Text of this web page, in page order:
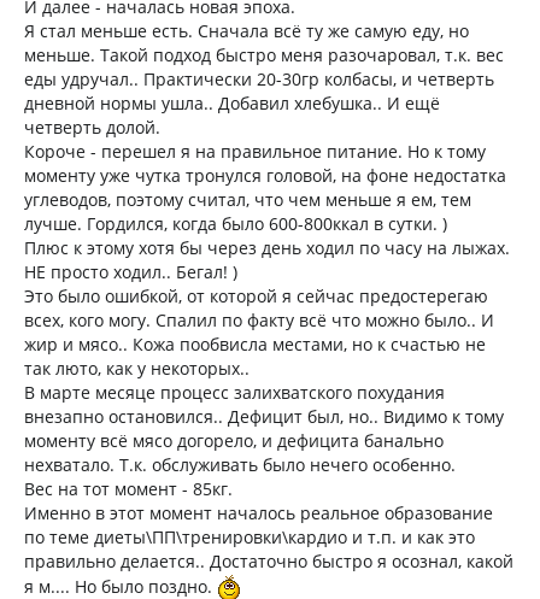
И далее - началась новая эпоха.
Я стал меньше есть. Сначала всё ту же самую еду, но
меньше. Такой подход быстро меня разочаровал, т.к. вес
еды удручал.. Практически 20-30гр колбасы, и четверть
дневной нормы ушла.. Добавил хлебушка.. И ещё
четверть долой.
Короче - перешел я на правильное питание. Но к тому
моменту уже чутка тронулся головой, на фоне недостатка
углеводов, поэтому считал, что чем меньше я ем, тем
лучше. Гордился, когда было 600-800ккал в сутки. )
Плюс к этому хотя бы через день ходил по часу на лыжах.
НЕ просто ходил.. Бегал! )
Это было ошибкой, от которой я сейчас предостерегаю
всех, кого могу. Спалил по факту всё что можно было.. И
жир и мясо.. Кожа пообвисла местами, но к счастью не
так люто, как у некоторых..
В марте месяце процесс залихватского похудания
внезапно остановился.. Дефицит был, но.. Видимо к тому
моменту всё мясо догорело, и дефицита банально
нехватало. Т.к. обслуживать было нечего особенно.
Вес на тот момент - 85кг.
Именно в этот момент началось реальное образование
по теме диеты\ПП\тренировки\кардио и т.п. и как это
правильно делается.. Достаточно быстро я осознал, какой
я м.... Но было поздно.